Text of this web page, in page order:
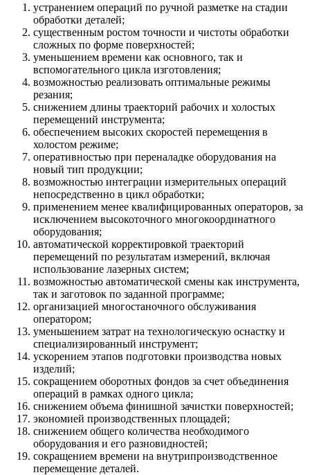
устранением операций по ручной разметке на стадии
обработки деталей;
существенным ростом точности и чистоты обработки
сложных по форме поверхностей;
уменьшением времени как основного, так и
вспомогательного цикла изготовления;
возможностью реализовать оптимальные режимы
резания;
снижением длины траекторий рабочих и холостых
перемещений инструмента;
обеспечением высоких скоростей перемещения в
холостом режиме;
оперативностью при переналадке оборудования на
новый тип продукции;
возможностью интеграции измерительных операций
непосредственно в цикл обработки;
применением менее квалифицированных операторов, за
исключением высокоточного многокоординатного
оборудования;
автоматической корректировкой траекторий
перемещений по результатам измерений, включая
использование лазерных систем;
возможностью автоматической смены как инструмента,
так и заготовок по заданной программе;
организацией многостаночного обслуживания
оператором;
уменьшением затрат на технологическую оснастку и
специализированный инструмент;
ускорением этапов подготовки производства новых
изделий;
сокращением оборотных фондов за счет объединения
операций в рамках одного цикла;
снижением объема финишной зачистки поверхностей;
экономией производственных площадей;
снижением общего количества необходимого
оборудования и его разновидностей;
сокращением времени на внутрипроизводственное
перемещение деталей.